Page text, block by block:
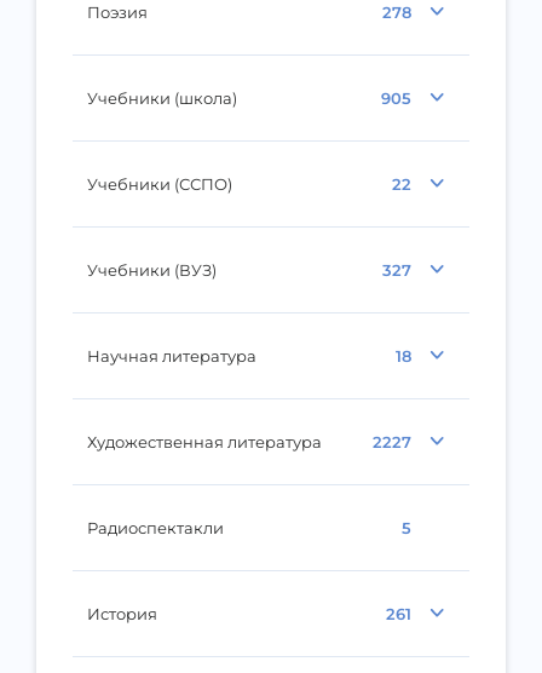
Поэзия 278
Учебники (школа) 905
Учебники (ССПО) 22
Учебники (ВУЗ) 327
Научная литература 18
Художественная литература 2227
Радиоспектакли 5
История 261